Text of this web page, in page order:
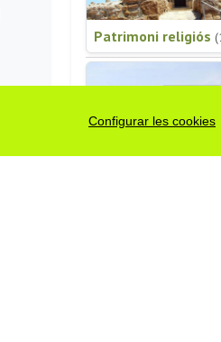
Configurar les cookies
Patrimoni religiós